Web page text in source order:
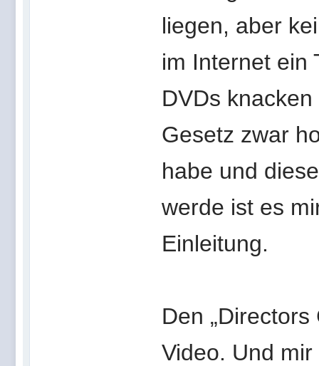
liegen, aber
im Internet ein
DVDs
Gesetz zwar
habe und
werde ist es
Einleitung.
Den
Video. Und